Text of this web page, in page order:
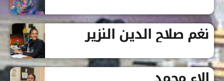
نغم صلاح الدين النزير